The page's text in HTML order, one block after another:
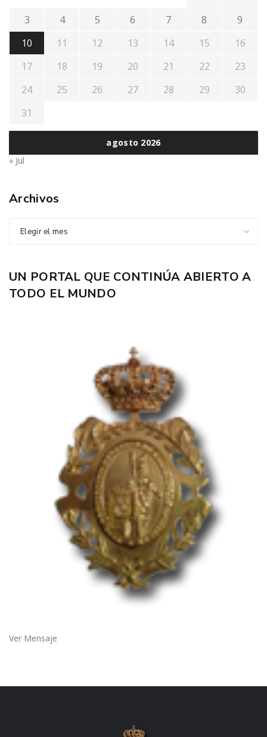
agosto 2026
3
4 5 6 7 8
9
10
11 12 13 14 15
16
17
18 19 20 21 22
23
24
25 26 27 28 29
30
31
« Jul
Archivos
Elegir el mes
UN PORTAL QUE CONTINÚA ABIERTO A
TODO EL MUNDO
Ver Mensaje